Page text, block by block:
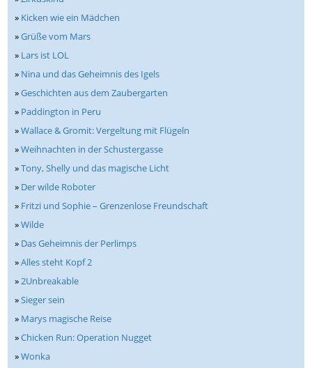
» Kicken wie ein Mädchen
»Grüße vom Mars
» Lars ist LOL
» Nina und das Geheimnis des Igels
»Geschichten aus dem Zaubergarten
» Paddington in Peru
»Wallace & Gromit: Vergeltung mit Flügeln
»Weihnachten in der Schustergasse
»Tony, Shelly und das magische Licht
» Der wilde Roboter
» Fritzi und Sophie – Grenzenlose Freundschaft
»Wilde
» Das Geheimnis der Perlimps
»Alles steht Kopf 2
»2Unbreakable
»Sieger sein
» Marys magische Reise
»Chicken Run: Operation Nugget
»Wonka